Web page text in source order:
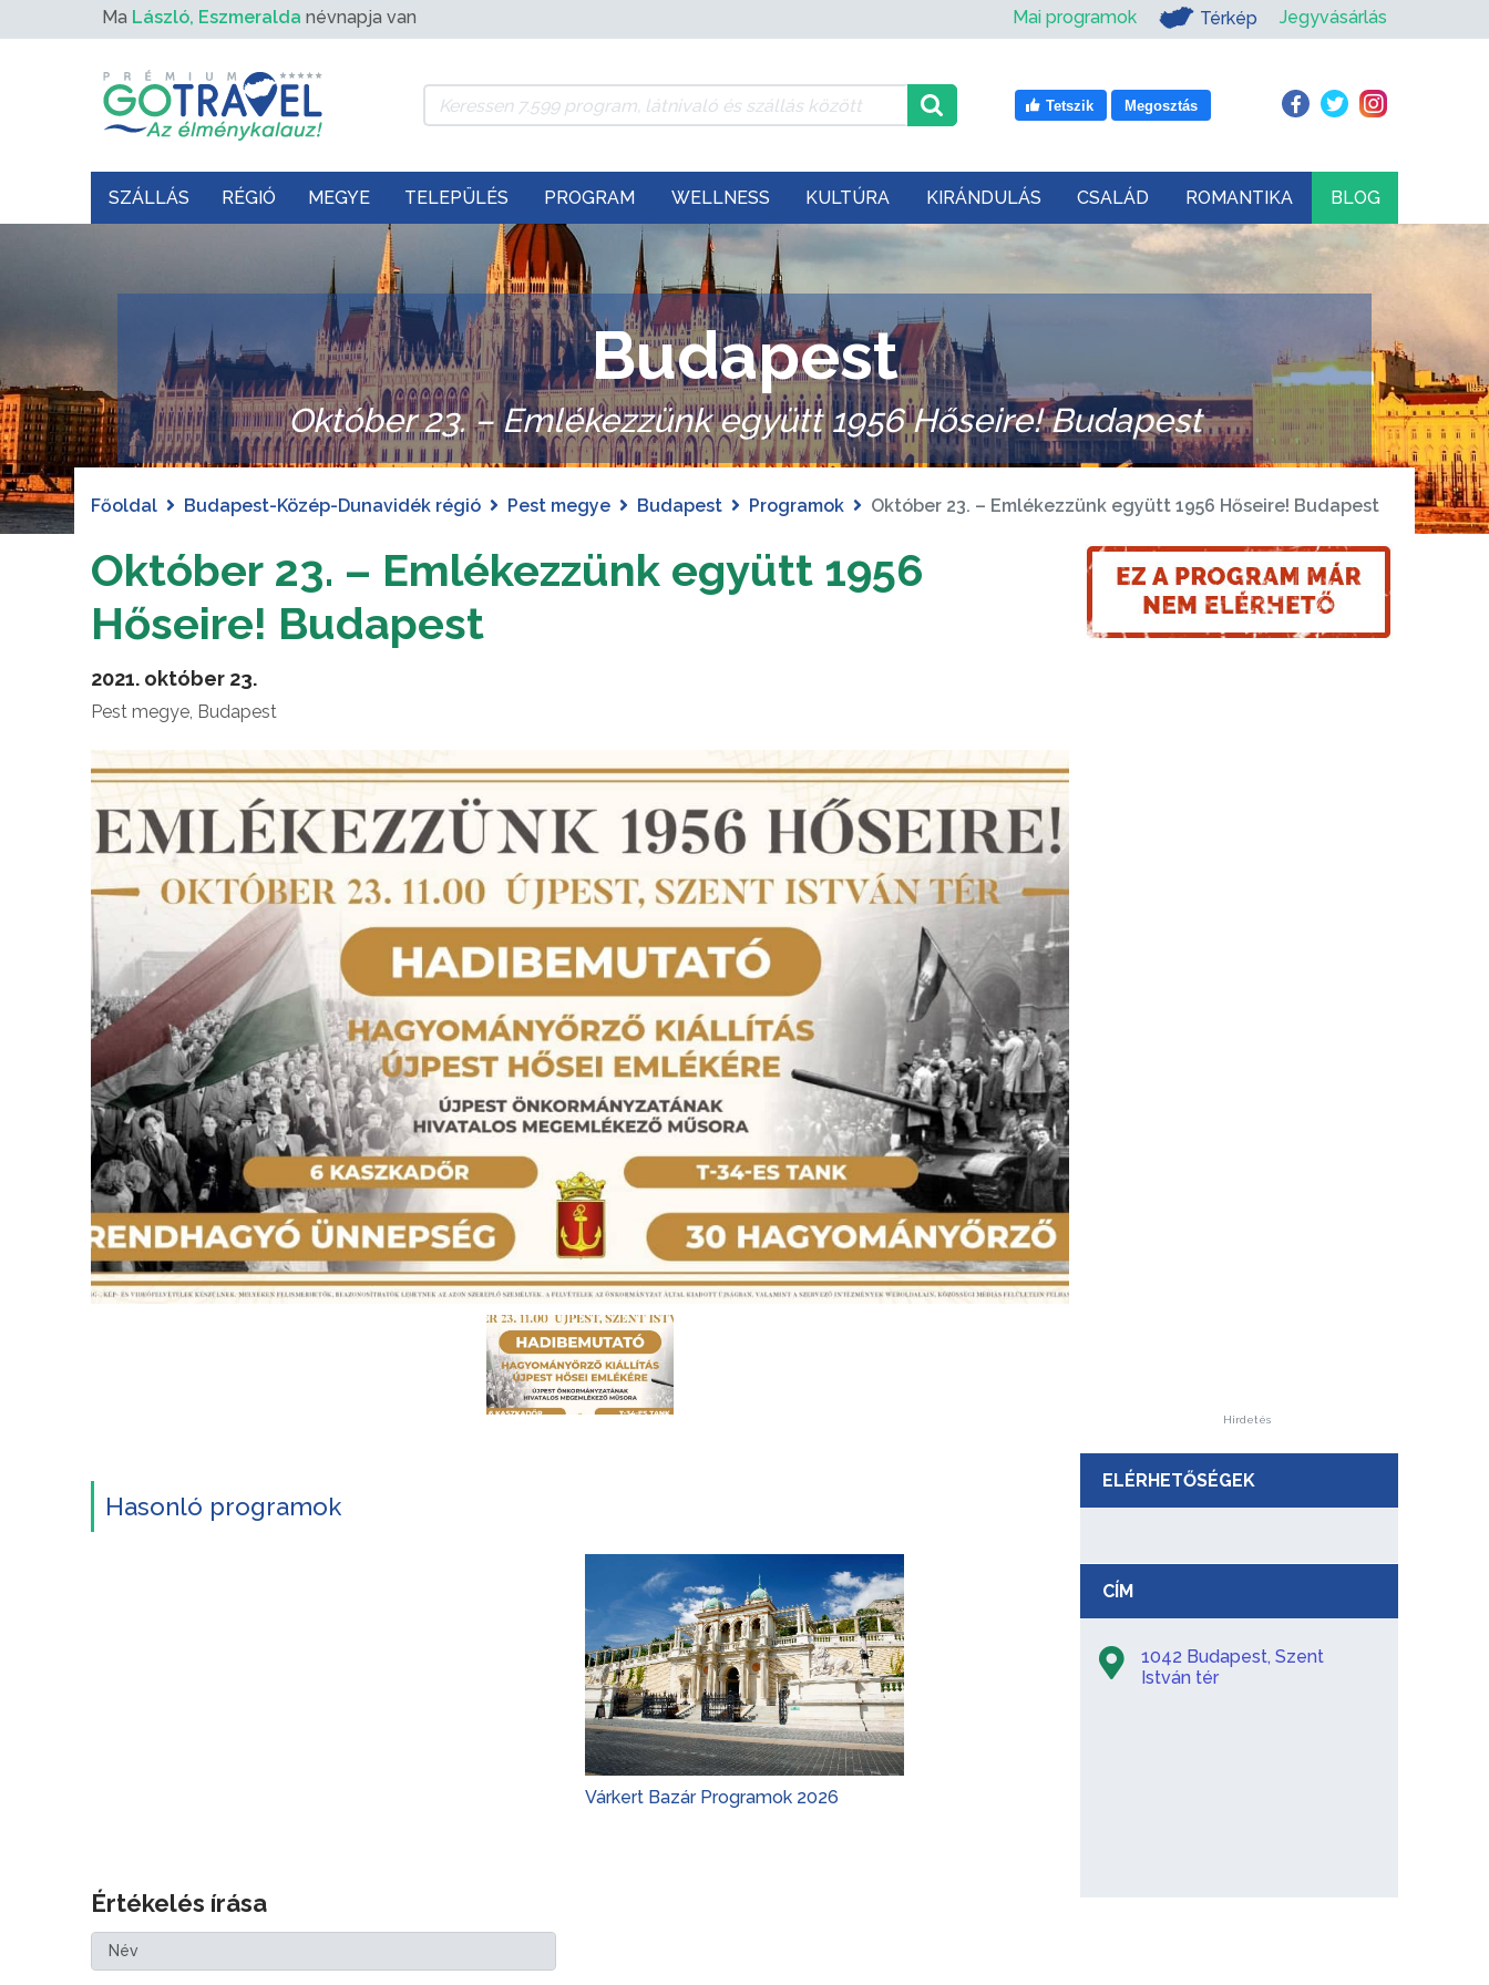
Ma László, Eszmeralda névnapja van Mai programok Térkép Jegyvásárlás
Tetszik Megosztás
SZÁLLÁS RÉGIÓ MEGYE TELEPÜLÉS PROGRAM WELLNESS KULTÚRA KIRÁNDULÁS CSALÁD ROMANTIKA BLOG
Budapest
Október 23. – Emlékezzünk együtt 1956 Hőseire! Budapest
Főoldal Budapest-Közép-Dunavidék régió Pest megye Budapest Programok Október 23. – Emlékezzünk együtt 1956 Hőseire! Budapest
Október 23. – Emlékezzünk együtt 1956
Hőseire! Budapest
2021. október 23.
Pest megye, Budapest
Hasonló programok
Várkert Bazár Programok 2026
Értékelés írása
Hirdetés
ELÉRHETŐSÉGEK
CÍM
1042 Budapest, Szent
István tér